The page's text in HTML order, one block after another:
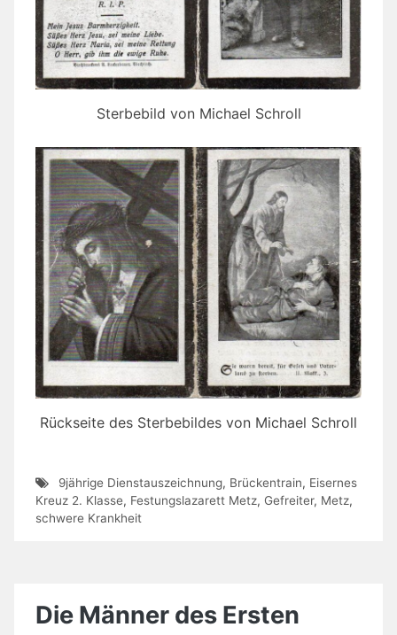
Sterbebild von Michael Schroll
Rückseite des Sterbebildes von Michael Schroll
9jährige Dienstauszeichnung, Brückentrain, Eisernes
Kreuz 2. Klasse, Festungslazarett Metz, Gefreiter, Metz,
schwere Krankheit
Die Männer des Ersten